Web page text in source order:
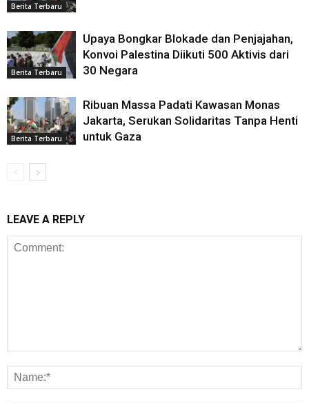
Berita Terbaru
Berita Terbaru
Upaya Bongkar Blokade dan Penjajahan,
Konvoi Palestina Diikuti 500 Aktivis dari
30 Negara
Berita Terbaru
Ribuan Massa Padati Kawasan Monas
Jakarta, Serukan Solidaritas Tanpa Henti
untuk Gaza
LEAVE A REPLY